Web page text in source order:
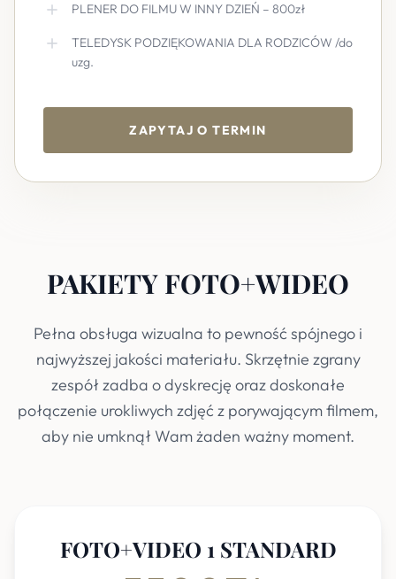
PLENER DO FILMU W INNY DZIEŃ – 800zł
TELEDYSK PODZIĘKOWANIA DLA RODZICÓW /do
uzg.
ZAPYTAJ O TERMIN
PAKIETY FOTO+WIDEO
Pełna obsługa wizualna to pewność spójnego i
najwyższej jakości materiału. Skrzętnie zgrany
zespół zadba o dyskrecję oraz doskonałe
połączenie urokliwych zdjęć z porywającym filmem,
aby nie umknął Wam żaden ważny moment.
FOTO+VIDEO 1 STANDARD